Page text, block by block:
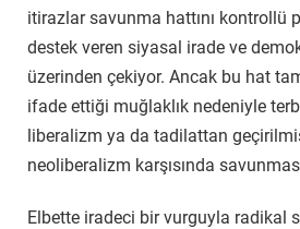
itirazlar savunma hattını kontrollü
destek veren siyasal irade ve
üzerinden çekiyor. Ancak bu hat
ifade ettiği muğlaklık nedeniyle
liberalizm ya da tadilattan
neoliberalizm karşısında
Elbette iradeci bir vurguyla radikal